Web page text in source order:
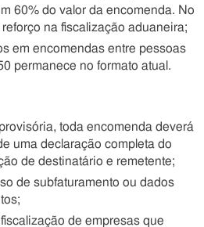
60% do valor da encomenda. No
na fiscalização aduaneira;
em encomendas entre pessoas
permanece no formato atual.
toda encomenda deverá
uma declaração completa do
de destinatário e remetente;
de subfaturamento ou dados
de empresas que